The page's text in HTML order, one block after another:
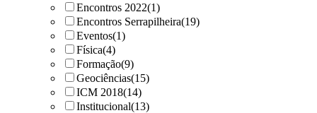
Encontros 2022(1)
Encontros Serrapilheira(19)
Eventos(1)
Física(4)
Formação(9)
Geociências(15)
ICM 2018(14)
Institucional(13)